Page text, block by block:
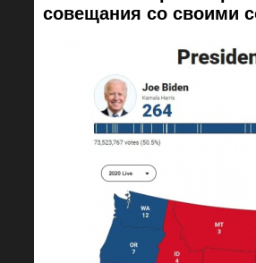
совещания со своими